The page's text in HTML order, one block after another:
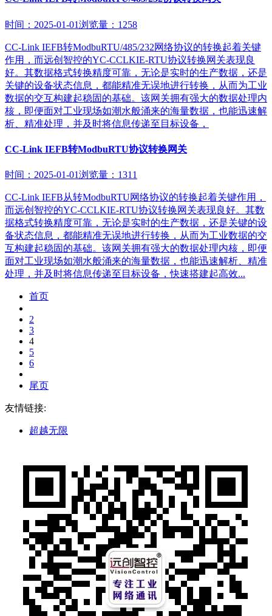
时间：2025-01-01浏览量：1258
CC-Link IEFB转ModbuRTU/485/232网络协议的转换起着关键
作用，而远创智控的YC-CCLKIE-RTU协议转换网关表现良
好。其数据格式转换精度可靠，无论是实时的生产数据，还是
关键的设备状态信息，都能精准无误地进行转换，从而为工业
数据的交互构建起稳固的基础。该网关拥有强大的数据处理内
核，即便面对工业现场如潮水般涌来的海量数据，也能迅速解
析、精准处理，并及时将信息传递至目标设备，
CC-Link IEFB转ModbuRTU协议转换网关
时间：2025-01-01浏览量：1311
CC-Link IEFB从转ModbuRTU网络协议的转换起着关键作用，
而远创智控的YC-CCLKIE-RTU协议转换网关表现良好。其数
据格式转换精度可靠，无论是实时的生产数据，还是关键的设
备状态信息，都能精准无误地进行转换，从而为工业数据的交
互构建起稳固的基础。该网关拥有强大的数据处理内核，即便
面对工业现场如潮水般涌来的海量数据，也能迅速解析、精准
处理，并及时将信息传递至目标设备，快速搭建起高效...
首页
2
3
4
5
6
尾页
友情链接:
超越无限